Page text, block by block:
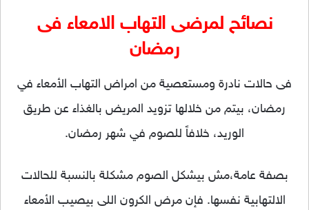
نصائح لمرضى التهاب الامعاء فى
رمضان
فى حالات نادرة ومستعصية من امراض التهاب الأمعاء في
رمضان، بيتم من خلالها تزويد المريض بالغذاء عن طريق
الوريد، خلافاً للصوم في شهر رمضان.
بصفة عامة،مش بيشكل الصوم مشكلة بالنسبة للحالات
الالتهابية نفسها. فإن مرض الكرون اللى بيصيب الأمعاء